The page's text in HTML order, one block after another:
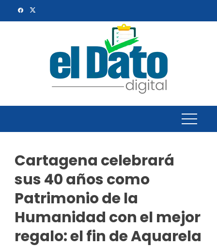
Cartagena celebrará
sus 40 años como
Patrimonio de la
Humanidad con el mejor
regalo: el fin de Aquarela